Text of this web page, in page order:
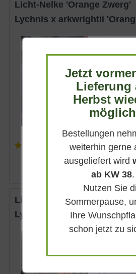
Licht-Nelke 'Orange Zwerg'
Lychnis x arkwrightii
Sonnig
Juni -
bis zu
)
Licht-Nelke 'Vesuvius'
Lychnis arkwrightii
Jetzt
Lieferung
Herbst
möglich
Bestellungen
weiterhin
ausgeliefert wird
ab KW 38.
Nutzen Sie
Sommerpause,
Ihre
schon jetzt zu